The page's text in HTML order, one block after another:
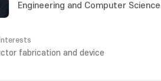
Engineering and Computer Science
fabrication and device